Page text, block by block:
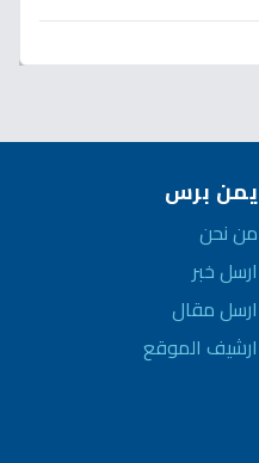
يمن برس
من نحن
ارسل خبر
ارسل مقال
ارشيف الموقع